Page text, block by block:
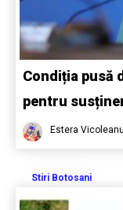
Condiția pusă
pentru
Estera Vicoleanu
Stiri Botosani